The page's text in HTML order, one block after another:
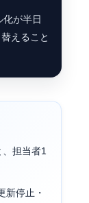
が半日
えること
担当者1
新停止・